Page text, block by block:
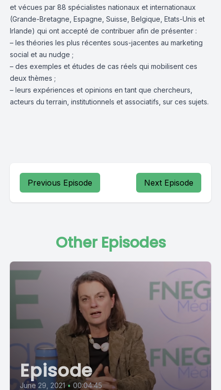
et vécues par 88 spécialistes nationaux et internationaux
(Grande-Bretagne, Espagne, Suisse, Belgique, Etats-Unis et
Irlande) qui ont accepté de contribuer afin de présenter :
– les théories les plus récentes sous-jacentes au marketing
social et au nudge ;
– des exemples et études de cas réels qui mobilisent ces
deux thèmes ;
– leurs expériences et opinions en tant que chercheurs,
acteurs du terrain, institutionnels et associatifs, sur ces sujets.
Previous Episode Next Episode
Other Episodes
Episode
June 29, 2021 • 00:04:45